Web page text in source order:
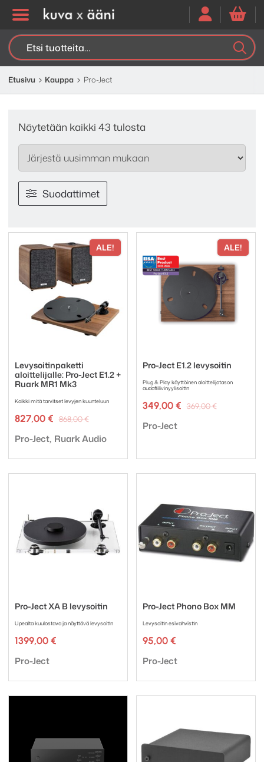
Etsi:
Etusivu Kauppa Pro-Ject
Näytetään kaikki 43 tulosta
by
latest
Suodattimet
ALE!
Levysoitinpaketti
aloittelijalle: Pro-Ject E1.2 +
Ruark MR1 Mk3
Kaikki mitä tarvitset levyjen kuunteluun
868,00€Alkuperäinen
oli:
827,00 €
Nykyinen
on:
Tuotemerkki:
Pro-Ject Ruark Audio
ALE!
Pro-Ject E1.2 levysoitin
Plug & Play käyttöinen aloittelijatason
audofiilivinyylisoitin
369,00€
349,00 €
Nykyinen
Tuotemerkki:
Pro-Ject
Pro-Ject XA B levysoitin
Upealta kuulostava ja näyttävä levysoitin
1399,00 €
Tuotemerkki:
Pro-Ject
Pro-Ject Phono Box MM
Levysoitin esivahvistin
95,00 €
Tuotemerkki:
Pro-Ject